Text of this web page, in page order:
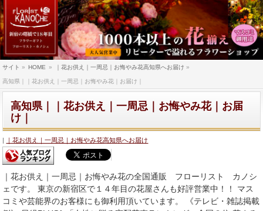
サイト » HOME » ｜花お供え｜一周忌｜お悔やみ花高知県へお届け »
高知県｜｜花お供え｜一周忌｜お悔やみ花｜お届け｜
高知県｜｜花お供え｜一周忌｜お悔やみ花｜お届
け｜
｜花お供え｜一周忌｜お悔やみ花高知県へお届け
｜花お供え｜一周忌｜お悔やみ花の全国通販 フローリスト カノシ
ェです。 東京の新宿区で１４年目の花屋さんも好評営業中！！ マス
コミや芸能界のお客様にも御利用頂いています。 《テレビ・雑誌掲載